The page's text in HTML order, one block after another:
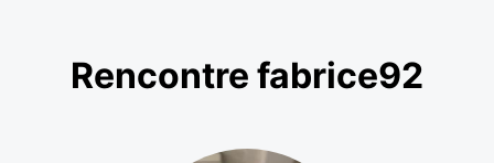
Rencontre fabrice92